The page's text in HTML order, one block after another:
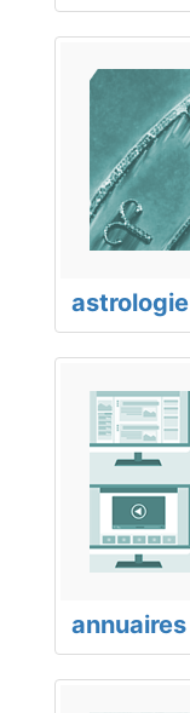
astrologie
annuaires